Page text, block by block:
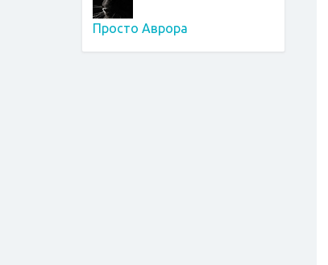
Просто Аврора